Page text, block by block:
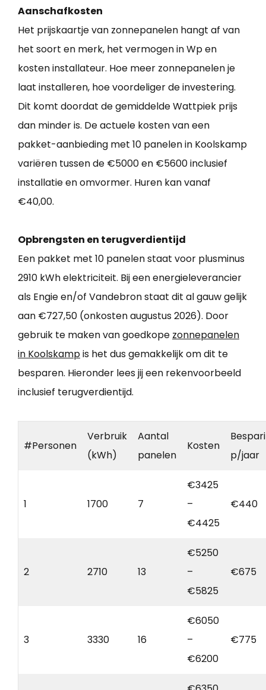
Aanschafkosten
Het prijskaartje van zonnepanelen hangt af van
het soort en merk, het vermogen in Wp en
kosten installateur. Hoe meer zonnepanelen je
laat installeren, hoe voordeliger de investering.
Dit komt doordat de gemiddelde Wattpiek prijs
dan minder is. De actuele kosten van een
pakket-aanbieding met 10 panelen in Koolskamp
variëren tussen de €5000 en €5600 inclusief
installatie en omvormer. Huren kan vanaf
€40,00.
Opbrengsten en terugverdientijd
Een pakket met 10 panelen staat voor plusminus
2910 kWh elektriciteit. Bij een energieleverancier
als Engie en/of Vandebron staat dit al gauw gelijk
aan €727,50 (onkosten augustus 2026). Door
gebruik te maken van goedkope zonnepanelen
in Koolskampis het dus gemakkelijk om dit te
besparen. Hieronder lees jij een rekenvoorbeeld
inclusief terugverdientijd.
#Personen
Verbruik
(kWh)
Aantal
panelen
Kosten
p/jaar
1 1700 7
€3425
–
€4425
€440
2 2710 13
€5250
–
€5825
€675
3 3330 16
€6050
–
€6200
€775